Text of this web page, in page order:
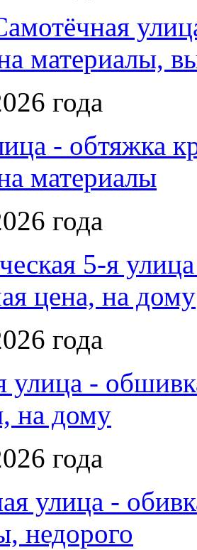
материалы,
года
- обтяжка
материалы
года
5-я
цена, на дому
года
улица -
на дому
года
улица -
недорого